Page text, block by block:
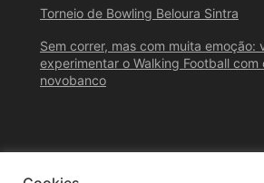
Torneio de Bowling Beloura Sintra
Sem correr, mas com muita emoção:
experimentar o Walking Football com
novobanco